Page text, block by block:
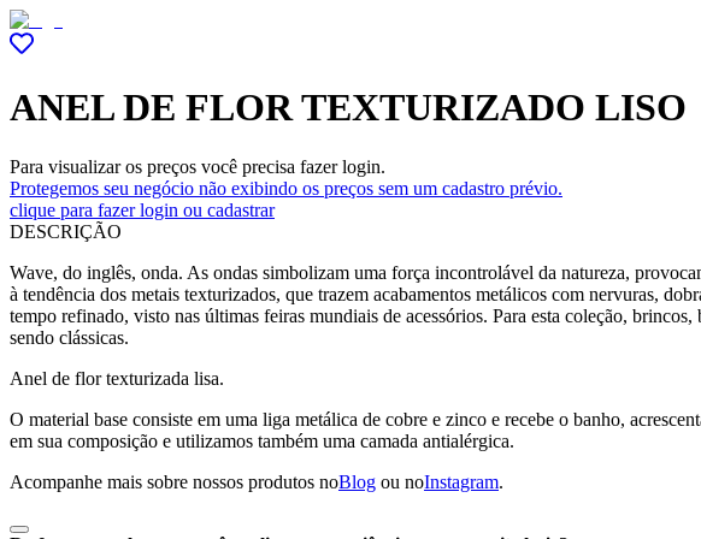
ANEL DE FLOR TEXTURIZADO LISO
Para visualizar os preços você precisa fazer login.
Protegemos seu negócio não exibindo os preços sem um cadastro prévio.
clique para fazer login ou cadastrar
DESCRIÇÃO
Wave, do inglês, onda. As ondas simbolizam uma força incontrolável da natureza,
à tendência dos metais texturizados, que trazem acabamentos metálicos com nervuras,
tempo refinado, visto nas últimas feiras mundiais de acessórios. Para esta coleção,
sendo clássicas.
Anel de flor texturizada lisa.
O material base consiste em uma liga metálica de cobre e zinco e recebe o banho,
em sua composição e utilizamos também uma camada antialérgica.
Acompanhe mais sobre nossos produtos noBlog ou noInstagram.